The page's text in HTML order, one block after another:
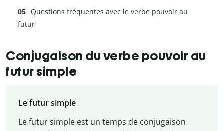
Questions fréquentes avec le verbe pouvoir au
futur
Conjugaison du verbe pouvoir au
futur simple
Le futur simple
Le futur simple est un temps de conjugaison